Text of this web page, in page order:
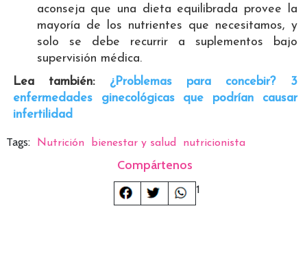
aconseja que una dieta equilibrada provee la
mayoría de los nutrientes que necesitamos, y
solo se debe recurrir a suplementos bajo
supervisión médica.
Lea también:
¿Problemas para concebir? 3
enfermedades ginecológicas que podrían causar
infertilidad
Tags: Nutrición bienestar y salud nutricionista
Compártenos
1